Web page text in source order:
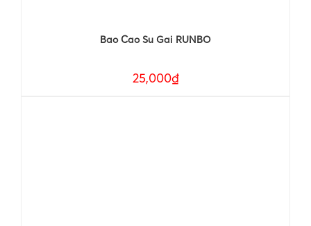
Bao Cao Su Gai RUNBO
25,000₫